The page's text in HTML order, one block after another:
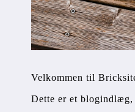
Velkommen til
Dette er et